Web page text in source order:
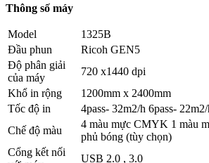
Thông số máy
Model
1325B
Đầu phun
Ricoh GEN5
Độ phân giải
của máy
720 x1440 dpi
Khổ in rộng
1200mm x 2400mm
Tốc độ in
4pass- 32m2/h 6pass-
Chế độ màu
4 màu mực CMYK 1 màu
phủ bóng (tùy chọn)
Cổng kết nối
USB 2.0 , 3.0